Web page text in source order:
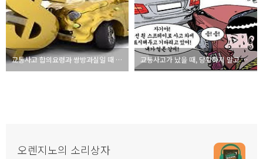
교통사고 합의요령과 쌍방과실일 때 합의금 계산방법을 알아보자! 교통사고가 났을 때, 당황하지 말고 이렇게 하세요.
오렌지노의 소리상자